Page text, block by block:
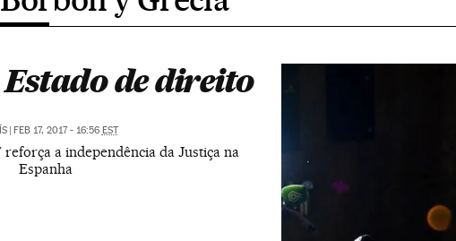
de direito
| FEB 17, 2017 - 16:56 EST
reforça a independência da Justiça na
Espanha